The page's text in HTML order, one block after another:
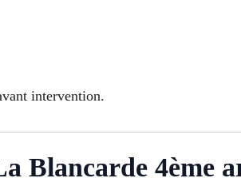
intervention.
Blancarde 4ème